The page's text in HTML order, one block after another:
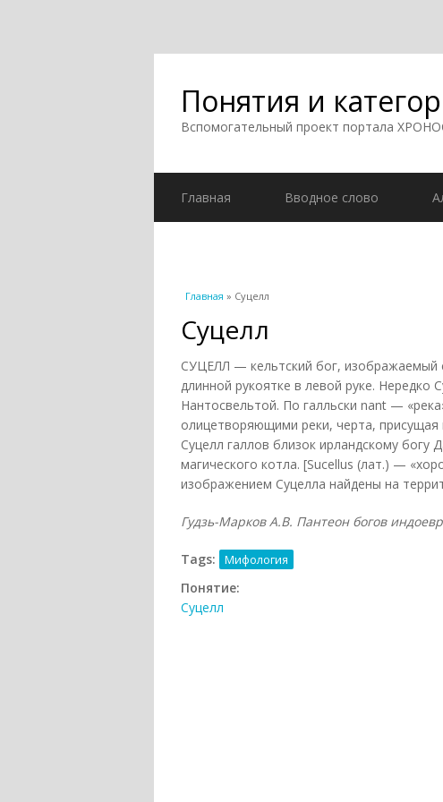
Понятия и
Вспомогательный проект портала
Главная Вводное слово
Вы здесь
Главная » Суцелл
Суцелл
СУЦЕЛЛ — кельтский бог, изображаемый
длинной рукоятке в левой руке.
Нантосвельтой. По галльски nant —
олицетворяющими реки, черта,
Суцелл галлов близок ирландскому
магического котла. [Sucellus (лат.) —
изображением Суцелла найдены на
Гудзь-Марков А.В. Пантеон богов
Tags: Мифология
Понятие:
Суцелл